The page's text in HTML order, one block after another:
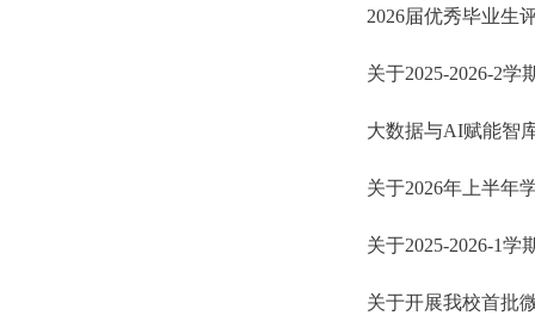
2026届优秀毕业生
关于2025-2026-2学
大数据与AI赋能智
关于2026年上半年
关于2025-2026-1
关于开展我校首批